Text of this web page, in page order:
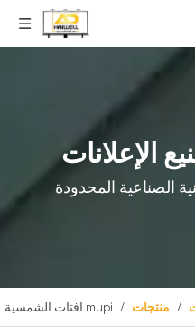
الإعلانات
/ منتجات / mupi افتات الشمسية